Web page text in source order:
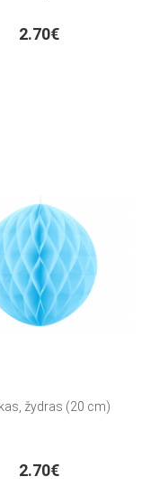
2.70€
žydras (20 cm)
2.70€